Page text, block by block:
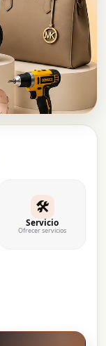
🛠
Servicio
Ofrecer servicios